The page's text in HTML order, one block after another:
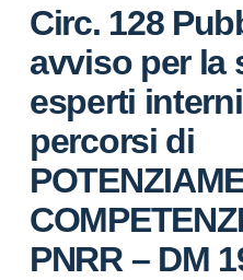
Circ. 128
avviso per la
esperti
percorsi di
PNRR – DM